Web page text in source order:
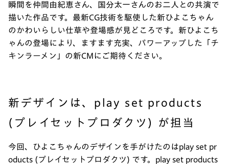
瞬間を仲間由紀恵さん、国分太一さんのお二人との共演で
描いた作品です。最新CG技術を駆使した新ひよこちゃん
のかわいらしい仕草や登場感が見どころです。新ひよこち
ゃんの登場により、ますます充実、パワーアップした「チ
キンラーメン」の新CMにご期待ください。
新デザインは、play set products
(プレイセットプロダクツ) が担当
今回、ひよこちゃんのデザインを手がけたのはplay set pr
oducts (プレイセットプロダクツ) です。play set products